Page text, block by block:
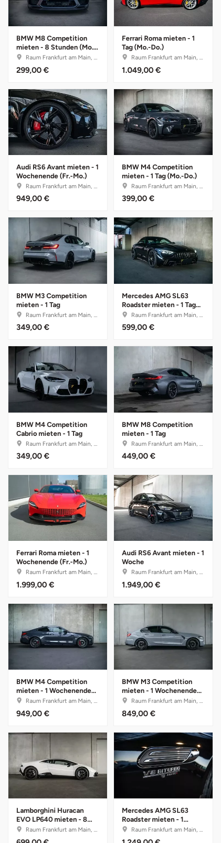
BMW M8 Competition
mieten - 8 Stunden (Mo.-
Do.)Raum Frankfurt am Main, Hessen
299,00 €
Ferrari Roma mieten - 1
Tag (Mo.-Do.)
Raum Frankfurt am Main, Hessen
1.049,00 €
Audi RS6 Avant mieten - 1
Wochenende (Fr.-Mo.)
Raum Frankfurt am Main, Hessen
949,00 €
BMW M4 Competition
mieten - 1 Tag (Mo.-Do.)
Raum Frankfurt am Main, Hessen
399,00 €
BMW M3 Competition
mieten - 1 Tag
Raum Frankfurt am Main, Hessen
349,00 €
Mercedes AMG SL63
Roadster mieten - 1 Tag
(Mo.-Do.)
Raum Frankfurt am Main, Hessen
599,00 €
BMW M4 Competition
Cabrio mieten - 1 Tag
Raum Frankfurt am Main, Hessen
349,00 €
BMW M8 Competition
mieten - 1 Tag
Raum Frankfurt am Main, Hessen
449,00 €
Ferrari Roma mieten - 1
Wochenende (Fr.-Mo.)
Raum Frankfurt am Main, Hessen
1.999,00 €
Audi RS6 Avant mieten - 1
Woche
Raum Frankfurt am Main, Hessen
1.949,00 €
BMW M4 Competition
mieten - 1 Wochenende
(Fr.-Mo.)
Raum Frankfurt am Main, Hessen
949,00 €
BMW M3 Competition
mieten - 1 Wochenende
(Fr.-Mo.)
Raum Frankfurt am Main, Hessen
849,00 €
Lamborghini Huracan
EVO LP640 mieten - 8
Stunden (Mo.-Do.)
Raum Frankfurt am Main, Hessen
Mercedes AMG SL63
Roadster mieten - 1
Wochenende (Fr.-Mo.)
Raum Frankfurt am Main, Hessen
Märkisch-Oderland
München
Nagold
Neckarsulm
Nesselwang
Neumünster
Nordwestmecklenburg
Nürnberg
Oberhavel
Odenwald
Oder-Spree
Oldenburg
Osnabrück
Ostprignitz-Ruppin
Oy-Mittelberg
Passau
Pforzheim
Pirna
Plön
Potsdam
Potsdam-Mittelmark
Regensburg
Rheine
Rodgau
Rottweil
Rügen